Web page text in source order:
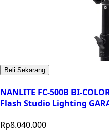
Beli Sekarang
NANLITE FC-500B BI-
Flash Studio Lighting
Rp8.040.000